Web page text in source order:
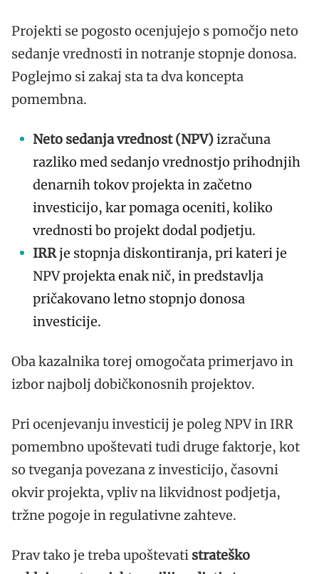
Projekti se pogosto ocenjujejo s pomočjo neto
sedanje vrednosti in notranje stopnje donosa.
Poglejmo si zakaj sta ta dva koncepta
pomembna.
Neto sedanja vrednost (NPV)izračuna
razliko med sedanjo vrednostjo prihodnjih
denarnih tokov projekta in začetno
investicijo, kar pomaga oceniti, koliko
vrednosti bo projekt dodal podjetju.
IRRje stopnja diskontiranja, pri kateri je
NPV projekta enak nič, in predstavlja
pričakovano letno stopnjo donosa
investicije.
Oba kazalnika torej omogočata primerjavo in
izbor najbolj dobičkonosnih projektov.
Pri ocenjevanju investicij je poleg NPV in IRR
pomembno upoštevati tudi druge faktorje, kot
so tveganja povezana z investicijo, časovni
okvir projekta, vpliv na likvidnost podjetja,
tržne pogoje in regulativne zahteve.
Prav tako je treba upoštevati strateško